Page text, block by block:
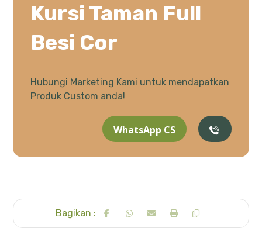
Kursi Taman Full
Besi Cor
Hubungi Marketing Kami untuk mendapatkan
Produk Custom anda!
WhatsApp CS